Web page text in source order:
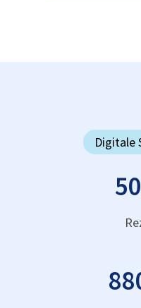
Digitale